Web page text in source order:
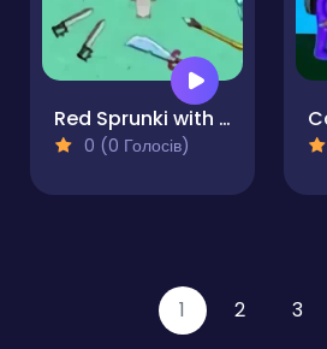
Red Sprunki with a Sword
0 (0 Голосів)
1 2 3